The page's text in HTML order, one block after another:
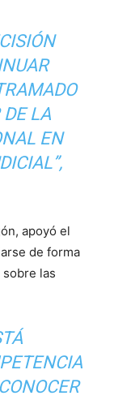
DE LA
EN
apoyó el
de forma
las